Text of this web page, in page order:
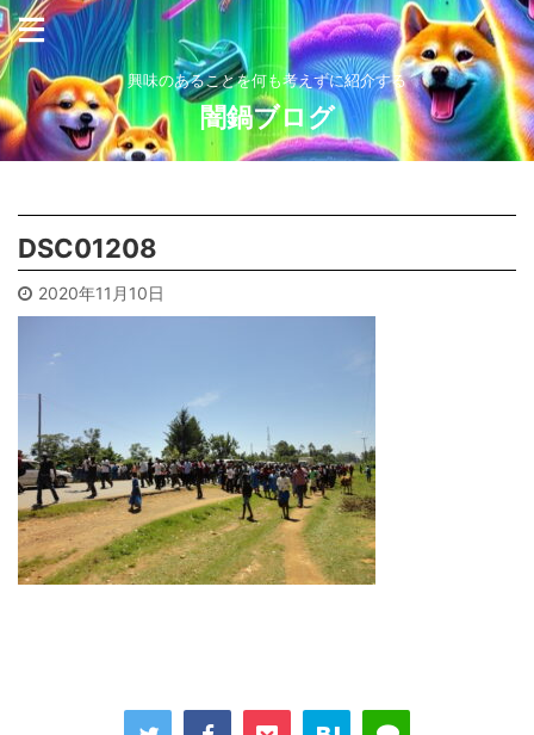
興味のあることを何も考えずに紹介する
闇鍋ブログ
DSC01208
2020年11月10日